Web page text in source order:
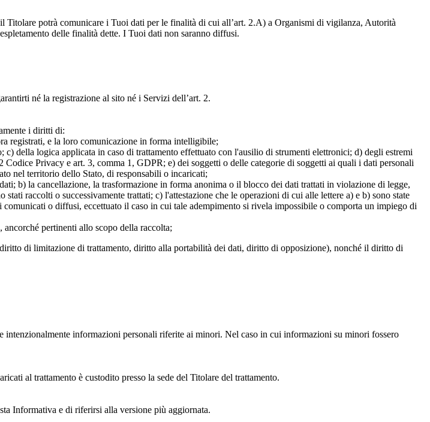
Titolare potrà comunicare i Tuoi dati per le finalità di cui all’art. 2.A) a Organismi di vigilanza, Autorità
delle finalità dette. I Tuoi dati non saranno diffusi.
né la registrazione al sito né i Servizi dell’art. 2.
i diritti di:
registrati, e la loro comunicazione in forma intelligibile;
della logica applicata in caso di trattamento effettuato con l'ausilio di strumenti elettronici; d) degli estremi
Privacy e art. 3, comma 1, GDPR; e) dei soggetti o delle categorie di soggetti ai quali i dati personali
nel territorio dello Stato, di responsabili o incaricati;
b) la cancellazione, la trasformazione in forma anonima o il blocco dei dati trattati in violazione di legge,
raccolti o successivamente trattati; c) l'attestazione che le operazioni di cui alle lettere a) e b) sono state
o diffusi, eccettuato il caso in cui tale adempimento si rivela impossibile o comporta un impiego di
pertinenti allo scopo della raccolta;
di limitazione di trattamento, diritto alla portabilità dei dati, diritto di opposizione), nonché il diritto di
informazioni personali riferite ai minori. Nel caso in cui informazioni su minori fossero
al trattamento è custodito presso la sede del Titolare del trattamento.
Informativa e di riferirsi alla versione più aggiornata.